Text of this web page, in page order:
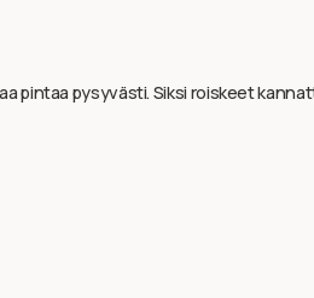
pintaa pysyvästi. Siksi roiskeet